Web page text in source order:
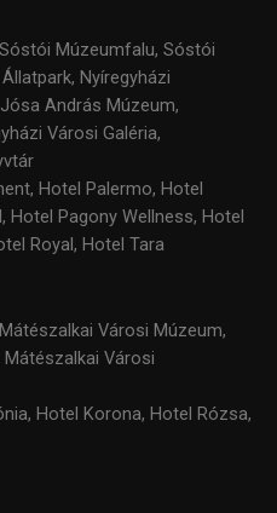
Múzeumfalu, Sóstói
Nyíregyházi
András Múzeum,
Városi Galéria,
Hotel Palermo, Hotel
Hotel Pagony Wellness, Hotel
Royal, Hotel Tara
Városi Múzeum,
Városi
Hotel Korona, Hotel Rózsa,